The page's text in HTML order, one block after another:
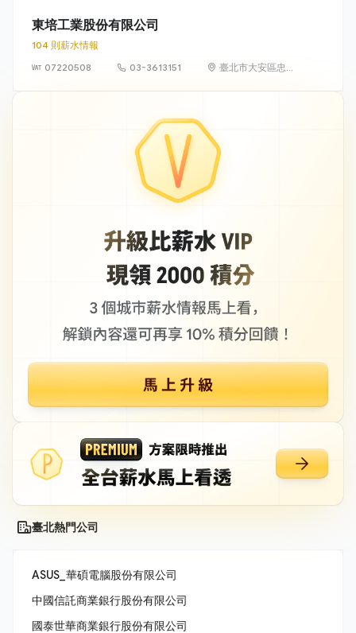
東培工業股份有限公司
104 則薪水情報
07220508
03-3613151
臺北市大安區忠孝
臺北熱門公司
ASUS_華碩電腦股份有限公司
中國信託商業銀行股份有限公司
國泰世華商業銀行股份有限公司